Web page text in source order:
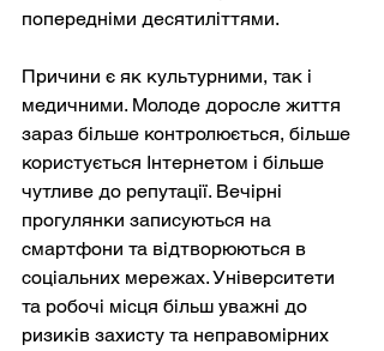
попередніми десятиліттями.
Причини є як культурними, так і
медичними. Молоде доросле життя
зараз більше контролюється, більше
користується Інтернетом і більше
чутливе до репутації. Вечірні
прогулянки записуються на
смартфони та відтворюються в
соціальних мережах. Університети
та робочі місця більш уважні до
ризиків захисту та неправомірних